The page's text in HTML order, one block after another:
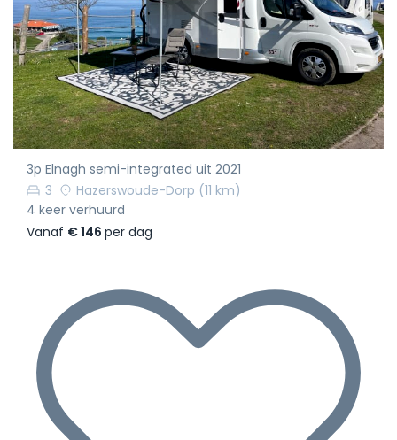
3p Elnagh semi-integrated uit 2021
3
Hazerswoude-Dorp (11 km)
4 keer verhuurd
Vanaf € 146 per dag